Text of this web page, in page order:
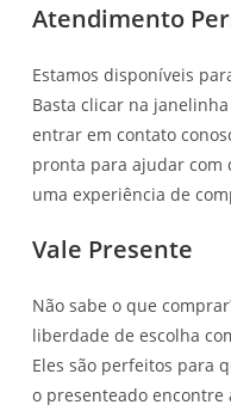
Atendimento
Estamos disponíveis
Basta clicar na
entrar em contato
pronta para ajudar
uma experiência de
Vale Presente
Não sabe o que
liberdade de escolha
Eles são perfeitos para
o presenteado